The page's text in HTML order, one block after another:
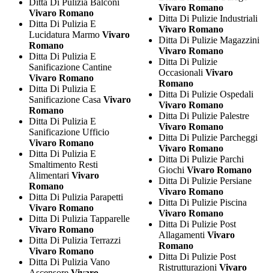
Ditta Di Pulizia Balconi
Vivaro Romano
Ditta Di Pulizia E
Lucidatura Marmo Vivaro
Romano
Ditta Di Pulizia E
Sanificazione Cantine
Vivaro Romano
Ditta Di Pulizia E
Sanificazione Casa Vivaro
Romano
Ditta Di Pulizia E
Sanificazione Ufficio
Vivaro Romano
Ditta Di Pulizia E
Smaltimento Resti
Alimentari Vivaro
Romano
Ditta Di Pulizia Parapetti
Vivaro Romano
Ditta Di Pulizia Tapparelle
Vivaro Romano
Ditta Di Pulizia Terrazzi
Vivaro Romano
Ditta Di Pulizia Vano
Vivaro Romano
Ditta Di Pulizie Industriali
Vivaro Romano
Ditta Di Pulizie Magazzini
Vivaro Romano
Ditta Di Pulizie
OccasionaliVivaro
Romano
Ditta Di Pulizie Ospedali
Vivaro Romano
Ditta Di Pulizie Palestre
Vivaro Romano
Ditta Di Pulizie Parcheggi
Vivaro Romano
Ditta Di Pulizie Parchi
GiochiVivaro Romano
Ditta Di Pulizie Persiane
Vivaro Romano
Ditta Di Pulizie Piscina
Vivaro Romano
Ditta Di Pulizie Post
AllagamentiVivaro
Romano
Ditta Di Pulizie Post
RistrutturazioniVivaro